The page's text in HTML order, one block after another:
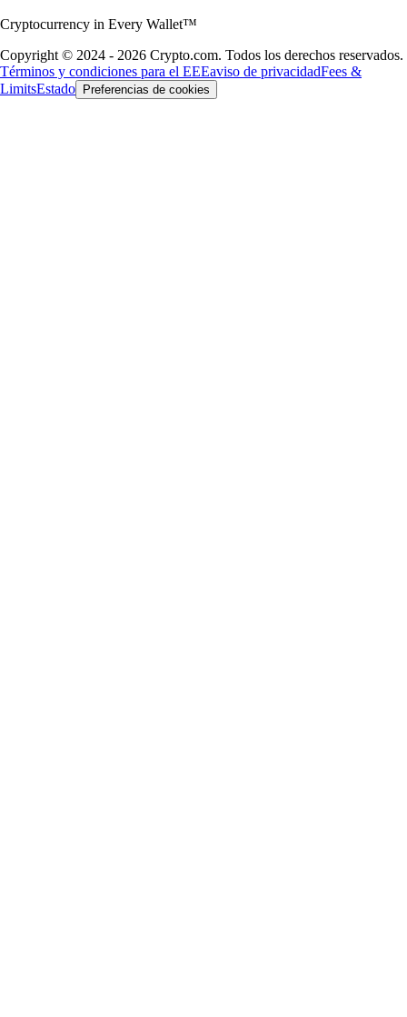
Cryptocurrency in Every Wallet™
Copyright © 2024 - 2026 Crypto.com. Todos los derechos reservados.
Términos y condiciones para el EEEaviso de privacidadFees &
LimitsEstado Preferencias de cookies